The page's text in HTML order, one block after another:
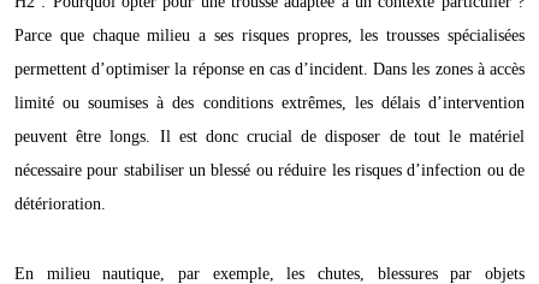
Parce que chaque milieu a ses risques propres, les trousses spécialisées
permettent d’optimiser la réponse en cas d’incident. Dans les zones à accès
limité ou soumises à des conditions extrêmes, les délais d’intervention
peuvent être longs. Il est donc crucial de disposer de tout le matériel
nécessaire pour stabiliser un blessé ou réduire les risques d’infection ou de
détérioration.
En milieu nautique, par exemple, les chutes, blessures par objets